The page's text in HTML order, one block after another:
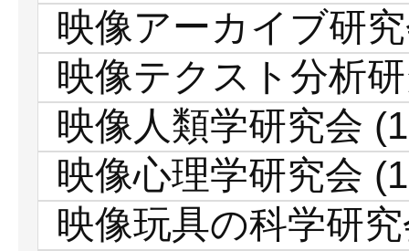
映像アーカイブ研
映像テクスト分析
映像人類学研究会
映像心理学研究会
映像玩具の科学研